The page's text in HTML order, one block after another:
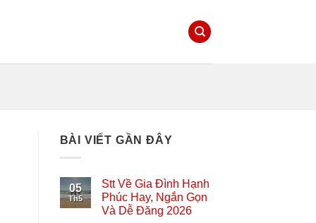
BÀI VIẾT GẦN ĐÂY
05
Th5
Stt Về Gia Đình Hạnh
Phúc Hay, Ngắn Gọn
Và Dễ Đăng 2026